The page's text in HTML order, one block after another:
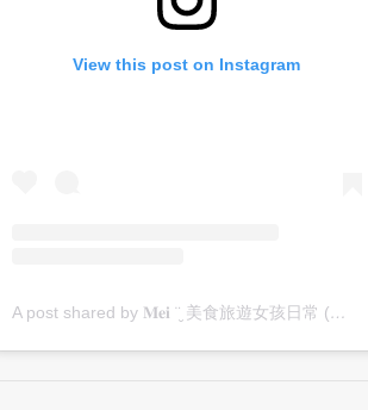
View this post on Instagram
A post shared by 𝐌𝐞𝐢 ¨̮ 美食旅遊女孩日常 (@2y_mei)